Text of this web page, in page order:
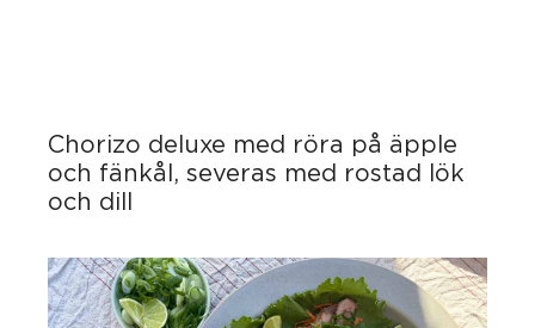
Chorizo deluxe med röra på äpple
och fänkål, severas med rostad lök
och dill